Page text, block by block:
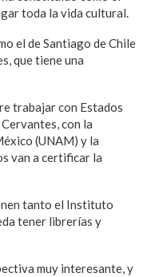
toda la vida cultural.
el de Santiago de Chile
que tiene una
trabajar con Estados
con la
(UNAM) y la
van a certificar la
tanto el Instituto
tener librerías y
muy interesante, y